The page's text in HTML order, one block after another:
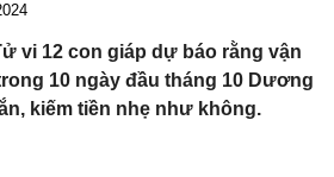
vi 12 con giáp dự báo rằng vận
10 ngày đầu tháng 10 Dương
kiếm tiền nhẹ như không.